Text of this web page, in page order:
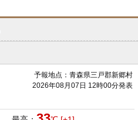
予報地点：青森県三戸郡新郷村
2026年08月07日 12時00分発表